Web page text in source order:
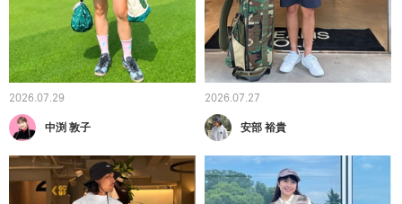
2026.07.29
中渕 敦子
2026.07.27
安部 裕貴